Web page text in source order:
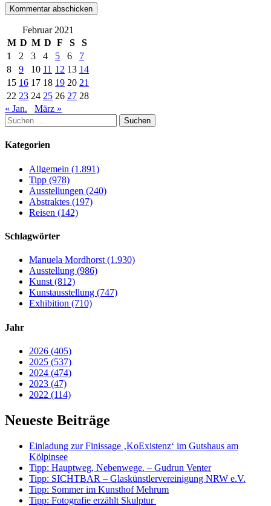
Februar 2021
M D M D F S
S
1
2 3 4 5 6
7
8
9 10 11 12 13 14
15 16 17 18 19 20 21
22 23 24 25 26 27 28
« Jan.
März »
Suchen
nach:
Kategorien
Allgemein (1.891)
Tipp (978)
Ausstellungen (240)
Abstraktes (197)
Reisen (142)
Schlagwörter
Manuela Mordhorst (1.930)
Ausstellung (986)
Kunst (812)
Kunstausstellung (747)
Exhibition (710)
Jahr
2026 (405)
2025 (537)
2024 (474)
2023 (47)
2022 (114)
Neueste Beiträge
Einladung zur Finissage ‚KoExistenz‘ im Gutshaus am
Kölpinsee
Tipp: Hauptweg, Nebenwege. – Gudrun Venter
Tipp: SICHTBAR – Glaskünstlervereinigung NRW e.V.
Tipp: Sommer im Kunsthof Mehrum
Tipp: Fotografie erzählt Skulptur